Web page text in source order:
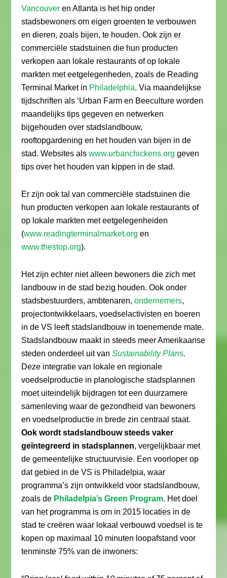
Vancouver en Atlanta is het hip onder
stadsbewoners om eigen groenten te verbouwen
en dieren, zoals bijen, te houden. Ook zijn er
commerciële stadstuinen die hun producten
verkopen aan lokale restaurants of op lokale
markten met eetgelegenheden, zoals de Reading
Terminal Market in Philadelphia. Via maandelijkse
tijdschriften als ‘Urban Farm en Beeculture worden
maandelijks tips gegeven en netwerken
bijgehouden over stadslandbouw,
rooftopgardening en het houden van bijen in de
stad. Websites alswww.urbanchickens.org geven
tips over het houden van kippen in de stad.
Er zijn ook tal van commerciële stadstuinen die
hun producten verkopen aan lokale restaurants of
op lokale markten met eetgelegenheiden
(www.readingterminalmarket.org en
www.thestop.org).
Het zijn echter niet alleen bewoners die zich met
landbouw in de stad bezig houden. Ook onder
stadsbestuurders, ambtenaren,ondernemers,
projectontwikkelaars, voedselactivisten en boeren
in de VS leeft stadslandbouw in toenemende mate.
Stadslandbouw maakt in steeds meer Amerikaanse
steden onderdeel uit vanSustainability Plans.
Deze integratie van lokale en regionale
voedselproductie in planologische stadsplannen
moet uiteindelijk bijdragen tot een duurzamere
samenleving waar de gezondheid van bewoners
en voedselproductie in brede zin centraal staat.
Ook wordt stadslandbouw steeds vaker
geïntegreerd in stadsplannen, vergelijkbaar met
de gemeentelijke structuurvisie. Een voorloper op
dat gebied in de VS is Philadelpia, waar
programma’s zijn ontwikkeld voor stadslandbouw,
zoals de Philadelpia’s Green Program. Het doel
van het programma is om in 2015 locaties in de
stad te creëren waar lokaal verbouwd voedsel is te
kopen op maximaal 10 minuten loopafstand voor
tenminste 75% van de inwoners: